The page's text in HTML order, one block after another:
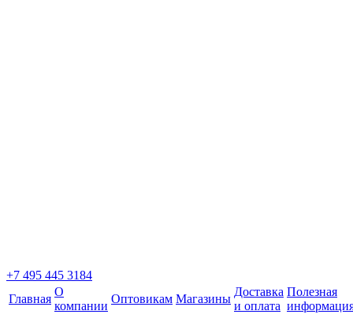
+7 495 445 3184
Главная
О
компании
Оптовикам Магазины
Доставка
и оплата
Полезная